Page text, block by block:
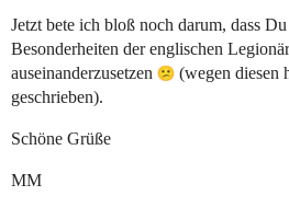
Jetzt bete ich bloß noch darum, dass
Besonderheiten der englischen
auseinanderzusetzen
(wegen diesen
geschrieben).
Schöne Grüße
MM